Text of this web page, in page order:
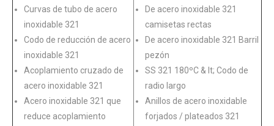
Curvas de tubo de acero
inoxidable 321
Codo de reducción de acero
inoxidable 321
Acoplamiento cruzado de
acero inoxidable 321
Acero inoxidable 321 que
reduce acoplamiento
De acero inoxidable 321
camisetas rectas
De acero inoxidable 321 Barril
pezón
SS 321 180ºC & lt; Codo de
radio largo
Anillos de acero inoxidable
forjados / plateados 321